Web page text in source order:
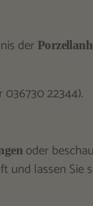
der
22344).
oder
und lassen Sie